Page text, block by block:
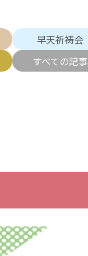
早天祈祷会
すべての記事